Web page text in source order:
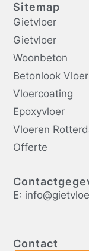
Sitemap
Gietvloer
Gietvloer
Woonbeton
Betonlook Vloer
Vloercoating
Epoxyvloer
Vloeren
Offerte
E:
Contact